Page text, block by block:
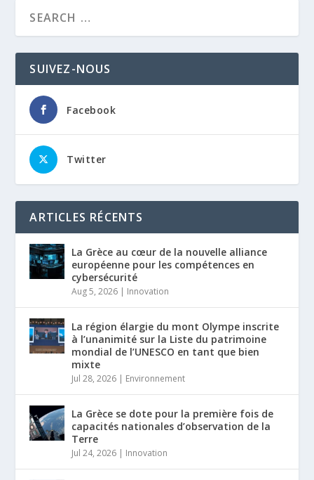
SUIVEZ-NOUS
Facebook
Twitter
ARTICLES RÉCENTS
La Grèce au cœur de la nouvelle alliance
européenne pour les compétences en
cybersécurité
Aug 5, 2026 | Innovation
La région élargie du mont Olympe inscrite
à l’unanimité sur la Liste du patrimoine
mondial de l’UNESCO en tant que bien
mixte
Jul 28, 2026 | Environnement
La Grèce se dote pour la première fois de
capacités nationales d’observation de la
Terre
Jul 24, 2026 | Innovation